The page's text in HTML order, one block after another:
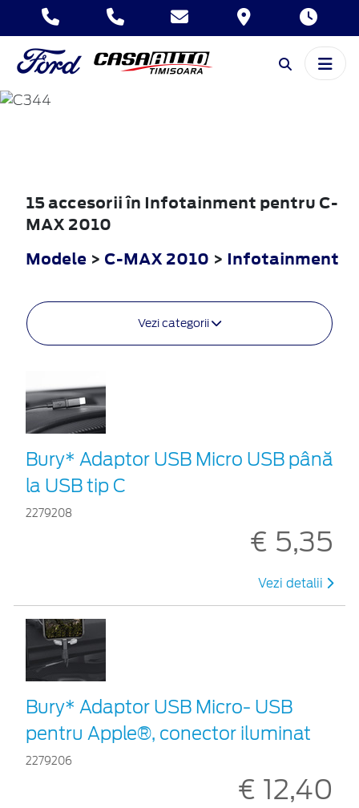
C-MAX
15 accesorii în Infotainment pentru C-
MAX 2010
Modele > C-MAX 2010 > Infotainment
Vezi categorii
Bury* Adaptor USB Micro USB până
la USB tip C
2279208
€ 5,35
Vezi detalii
Bury* Adaptor USB Micro- USB
pentru Apple®, conector iluminat
2279206
€ 12,40